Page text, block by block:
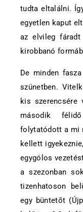
tudta eltalálni.
egyetlen kaput
az elvileg
kirobbanó
De minden
szünetben.
kis szerencsére
második
folytatódott a mi
kellett
egygólos
a szezonban
tizenhatoson
egy büntetőt